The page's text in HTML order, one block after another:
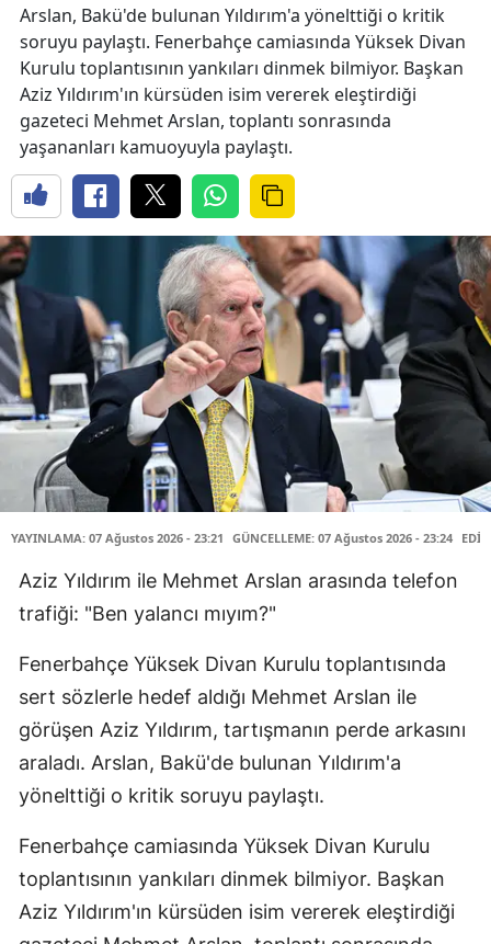
Arslan, Bakü'de bulunan Yıldırım'a yönelttiği o kritik
soruyu paylaştı. Fenerbahçe camiasında Yüksek Divan
Kurulu toplantısının yankıları dinmek bilmiyor. Başkan
Aziz Yıldırım'ın kürsüden isim vererek eleştirdiği
gazeteci Mehmet Arslan, toplantı sonrasında
yaşananları kamuoyuyla paylaştı.
YAYINLAMA: 07 Ağustos 2026 - 23:21 GÜNCELLEME: 07 Ağustos 2026 - 23:24
Aziz Yıldırım ile Mehmet Arslan arasında telefon
trafiği: "Ben yalancı mıyım?"
Fenerbahçe Yüksek Divan Kurulu toplantısında
sert sözlerle hedef aldığı Mehmet Arslan ile
görüşen Aziz Yıldırım, tartışmanın perde arkasını
araladı. Arslan, Bakü'de bulunan Yıldırım'a
yönelttiği o kritik soruyu paylaştı.
Fenerbahçe camiasında Yüksek Divan Kurulu
toplantısının yankıları dinmek bilmiyor. Başkan
Aziz Yıldırım'ın kürsüden isim vererek eleştirdiği